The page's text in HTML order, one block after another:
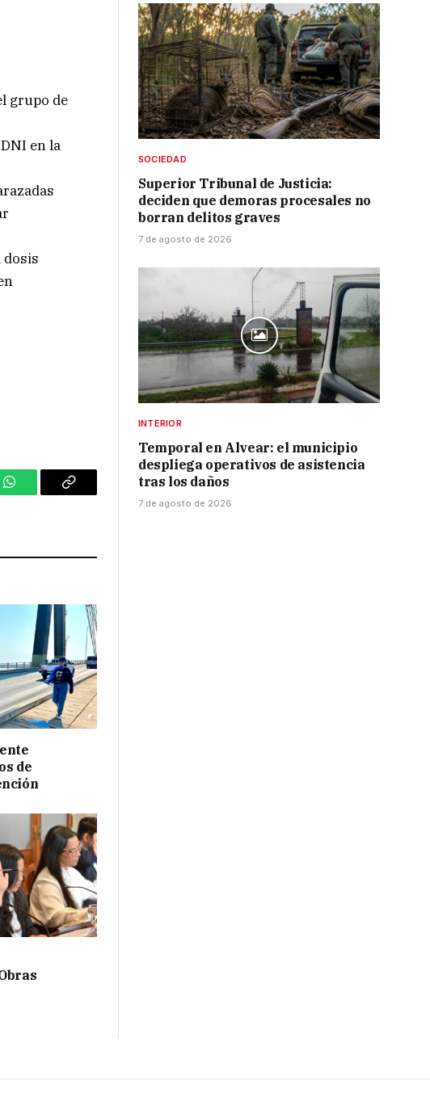
grupo de
en la
dosis
WhatsAppCopy
de
SOCIEDAD
Superior Tribunal de Justicia:
deciden que demoras procesales no
borran delitos graves
7 de agosto de 2026
INTERIOR
Temporal en Alvear: el municipio
despliega operativos de asistencia
tras los daños
7 de agosto de 2026